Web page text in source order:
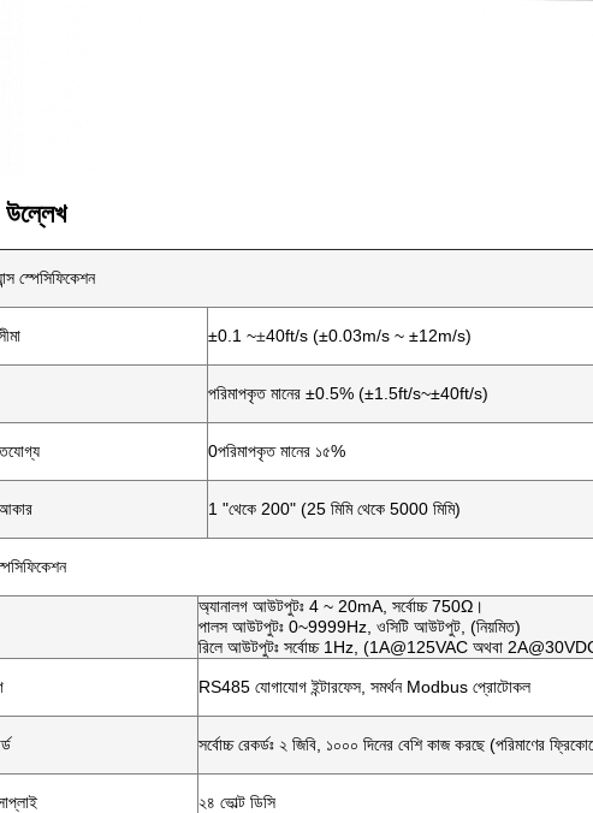
উল্লেখ
স্পেসিফিকেশন
±0.1 ~±40ft/s (±0.03m/s ~ ±12m/s)
পরিমাপকৃত মানের ±0.5% (±1.5ft/s~±40ft/s)
0পরিমাপকৃত মানের ১৫%
1 "থেকে 200" (25 মিমি থেকে 5000 মিমি)
অ্যানালগ আউটপুটঃ 4 ~ 20mA, সর্বোচ্চ 750Ω।
পালস আউটপুটঃ 0~9999Hz, ওসিটি আউটপুট, (নিয়মিত)
রিলে আউটপুটঃ সর্বোচ্চ 1Hz, (1A@125VAC অথবা
RS485 যোগাযোগ ইন্টারফেস, সমর্থন Modbus প্রোটোকল
সর্বোচ্চ রেকর্ডঃ ২ জিবি, ১০০০ দিনের বেশি কাজ করছে (পরিমাণের
২৪ ভোল্ট ডিসি